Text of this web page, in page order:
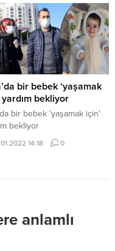
bir bebek ‘yaşamak
yardım bekliyor
bir bebek 'yaşamak için'
bekliyor
14:18 0
anlamlı